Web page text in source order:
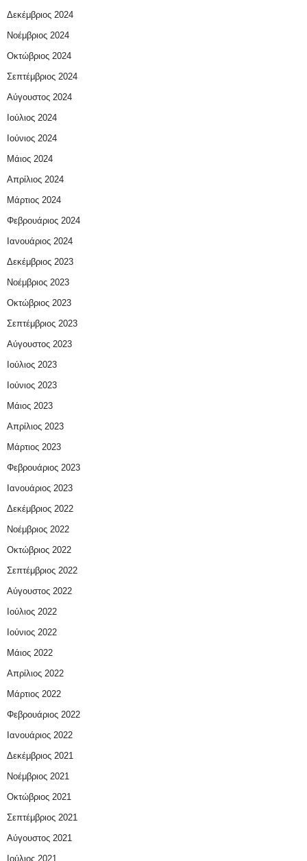
Δεκέμβριος 2024
Νοέμβριος 2024
Οκτώβριος 2024
Σεπτέμβριος 2024
Αύγουστος 2024
Ιούλιος 2024
Ιούνιος 2024
Μάιος 2024
Απρίλιος 2024
Μάρτιος 2024
Φεβρουάριος 2024
Ιανουάριος 2024
Δεκέμβριος 2023
Νοέμβριος 2023
Οκτώβριος 2023
Σεπτέμβριος 2023
Αύγουστος 2023
Ιούλιος 2023
Ιούνιος 2023
Μάιος 2023
Απρίλιος 2023
Μάρτιος 2023
Φεβρουάριος 2023
Ιανουάριος 2023
Δεκέμβριος 2022
Νοέμβριος 2022
Οκτώβριος 2022
Σεπτέμβριος 2022
Αύγουστος 2022
Ιούλιος 2022
Ιούνιος 2022
Μάιος 2022
Απρίλιος 2022
Μάρτιος 2022
Φεβρουάριος 2022
Ιανουάριος 2022
Δεκέμβριος 2021
Νοέμβριος 2021
Οκτώβριος 2021
Σεπτέμβριος 2021
Αύγουστος 2021
Ιούλιος 2021